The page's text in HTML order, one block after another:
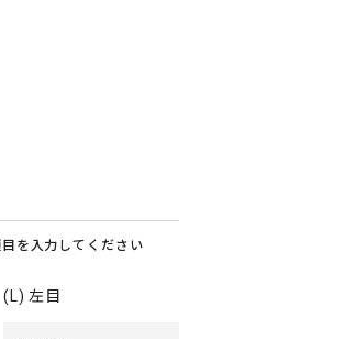
を入力してください
(L) 左目